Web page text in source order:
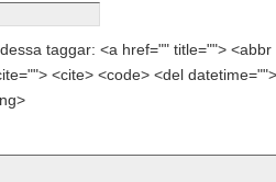
taggar: <a href="" title="">
<cite> <code> <del